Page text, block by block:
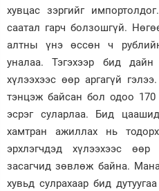
хувцас зэргийг
саатал гарч болзошгүй.
алтны үнэ өссөн ч
уналаа. Тэгэхээр бид
хүлээхээс өөр аргагүй
тэнцэж байсан бол одоо
эсрэг суларлаа. Бид
хамтран ажиллах нь
эрхлэгчдэд хүлээхээс
засагчид зөвлөж байна.
хувьд сулрахаар бид